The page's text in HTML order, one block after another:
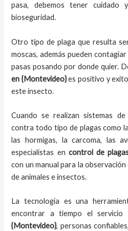
pasa, debemos tener
bioseguridad.
Otro tipo de plaga que resulta
moscas, además pueden
pasas posando por donde quier.
en {Montevideo}es positivo y
este insecto.
Cuando se realizan sistemas
contra todo tipo de plagas como
las hormigas, la carcoma, las
especialistas en control de
con un manual para la
de animales e insectos.
La tecnología es una
encontrar a tiempo el
{Montevideo}, personas